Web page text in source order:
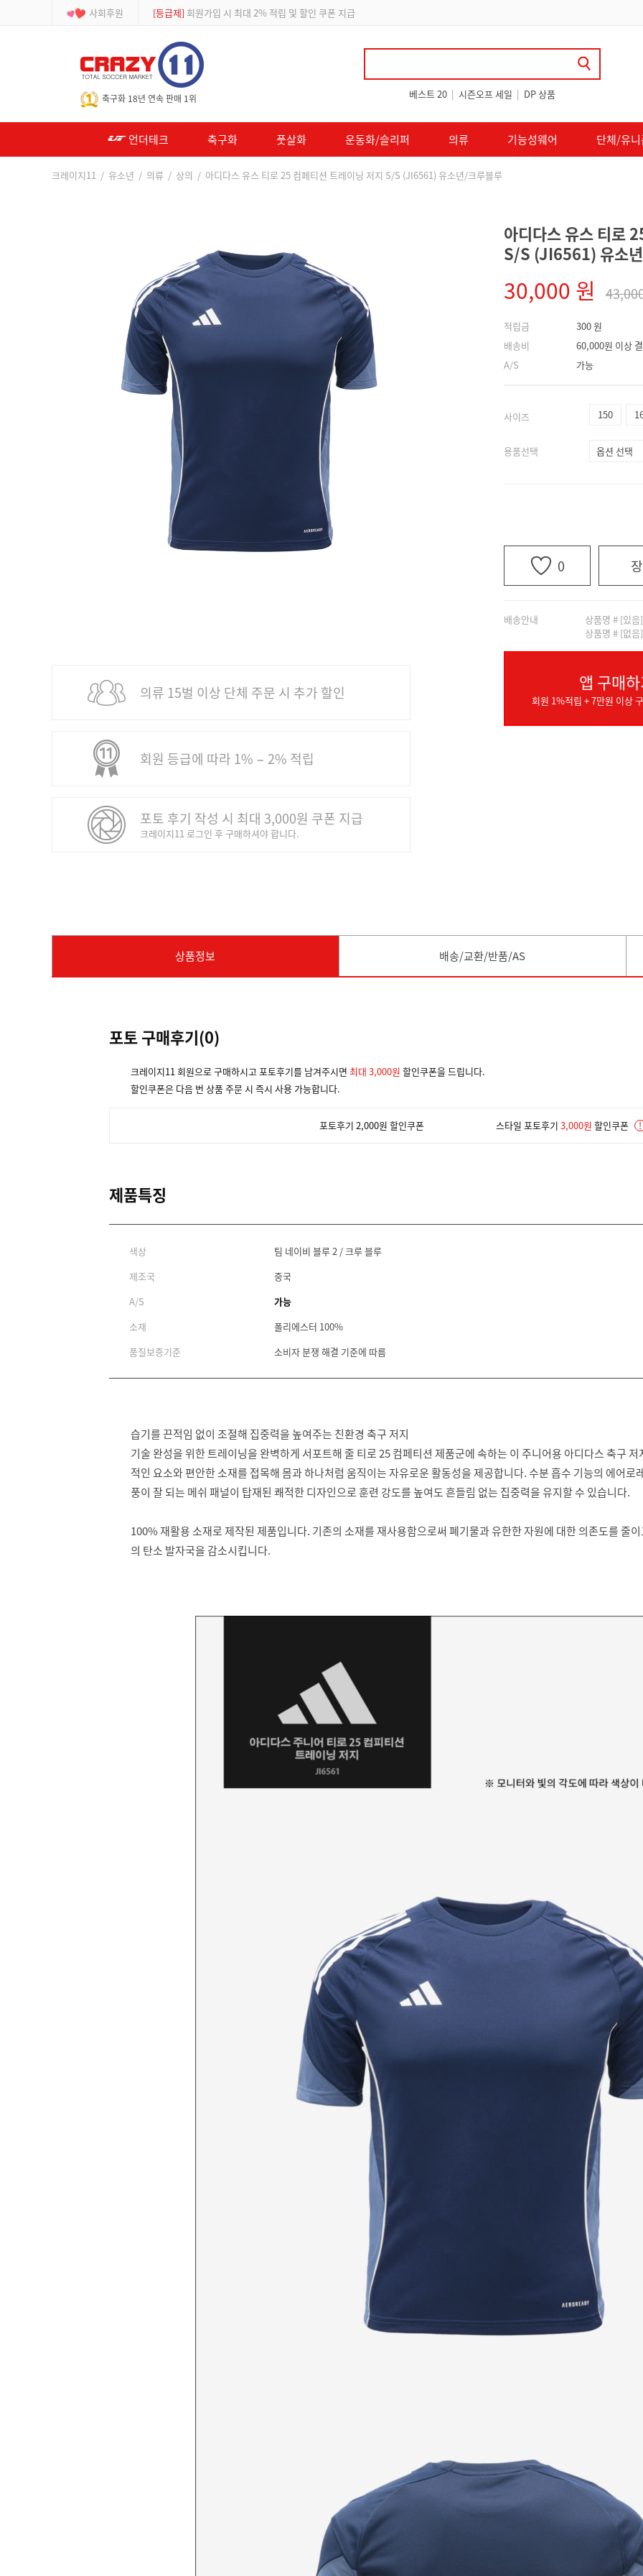
사회후원 [등급제] 회원가입 시 최대 2% 적립 및 할인 쿠폰 지급
축구화 18년 연속 판매 1위 베스트 20 | 시즌오프 세일 | DP 상품
언더테크 축구화 풋살화 운동화/슬리퍼 의류 기능성웨어 단체/유니
크레이지11 / 유소년 / 의류 / 상의 / 아디다스 유스 티로 25 컴페티션 트레이닝 저지 S/S (JI6561) 유소년/크루블루
의류 15벌 이상 단체 주문 시 추가 할인
회원 등급에 따라 1% − 2% 적립
포토 후기 작성 시 최대 3,000원 쿠폰 지급
크레이지11 로그인 후 구매하셔야 합니다.
아디다스 유스 티로
S/S (JI6561) 유소
30,000 원
적립금
배송비
A/S
300 원
60,000원 이상
가능
사이즈 150
용품선택
0
배송안내
상품명 # [있
상품명 # [없
앱 구매
회원 1%적립 + 7만원 이상
상품정보 배송/교환/반품/AS
포토 구매후기(0)
크레이지11 회원으로 구매하시고 포토후기를 남겨주시면 최대 3,000원 할인쿠폰을 드립니다.
할인쿠폰은 다음 번 상품 주문 시 즉시 사용 가능합니다.
포토후기 2,000원 할인쿠폰 스타일 포토후기 3,000원 할인쿠폰 !
제품특징
색상
팀 네이비 블루 2 / 크루 블루
제조국
중국
A/S
가능
소재
폴리에스터 100%
품질보증기준
소비자 분쟁 해결 기준에 따름
습기를 끈적임 없이 조절해 집중력을 높여주는 친환경 축구 저지
기술 완성을 위한 트레이닝을 완벽하게 서포트해 줄 티로 25 컴페티션 제품군에 속하는 이 주니어용 아디다스 축구 저
적인 요소와 편안한 소재를 접목해 몸과 하나처럼 움직이는 자유로운 활동성을 제공합니다. 수분 흡수 기능의 에어로
풍이 잘 되는 메쉬 패널이 탑재된 쾌적한 디자인으로 훈련 강도를 높여도 흔들림 없는 집중력을 유지할 수 있습니다.
100% 재활용 소재로 제작된 제품입니다. 기존의 소재를 재사용함으로써 폐기물과 유한한 자원에 대한 의존도를 줄
의 탄소 발자국을 감소시킵니다.